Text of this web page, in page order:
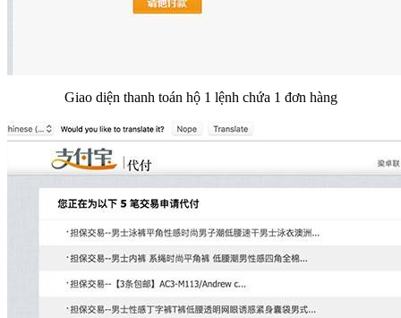
Giao diện thanh toán hộ 1 lệnh chứa 1 đơn hàng